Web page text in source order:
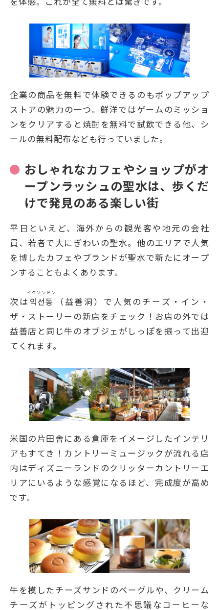
企業の商品を無料で体験できるのもポップアップ
ストアの魅力の一つ。鮮洋ではゲームのミッショ
ンをクリアすると焼酎を無料で試飲できる他、シ
ールの無料配布なども行っていました。
おしゃれなカフェやショップがオ
ープンラッシュの聖水は、歩くだ
けで発見のある楽しい街
平日といえど、海外からの観光客や地元の会社
員、若者で大にぎわいの聖水。他のエリアで人気
を博したカフェやブランドが聖水で新たにオープ
ンすることもよくあります。
次は 익선동
イクソンドン
（益善洞）で人気のチーズ・イン・
ザ・ストーリーの新店をチェック！お店の外では
益善店と同じ牛のオブジェがしっぽを振って出迎
てくれます。
米国の片田舎にある倉庫をイメージしたインテリ
アもすてき！カントリーミュージックが流れる店
内はディズニーランドのクリッターカントリーエ
リアにいるような感覚になるほど、完成度が高め
です。
牛を模したチーズサンドのベーグルや、クリーム
チーズがトッピングされた不思議なコーヒーな